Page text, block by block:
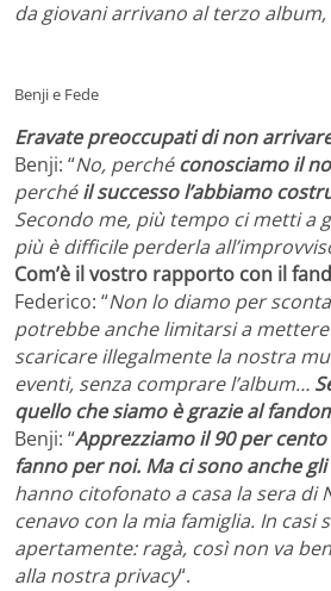
da giovani arrivano al terzo
Benji e Fede
Eravate preoccupati di non
Benji: “No, perchéconosciamo il
perchéil successo l’abbiamo
Secondo me, più tempo ci metti a
più è difficile perderla
Com’è il vostro rapporto con il
Federico: “Non lo diamo per
potrebbe anche limitarsi a
scaricare illegalmente la nostra
eventi, senza comprare l’album…
quello che siamo è grazie al
Benji: “Apprezziamo il 90 per
fanno per noi. Ma ci sono anche gli
hanno citofonato a casa la sera di
cenavo con la mia famiglia. In casi
apertamente: ragà, così non va
alla nostra privacy“.